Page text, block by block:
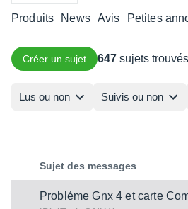
Produits News Avis Petites
Créer un sujet 647 sujets trouvés
Lus ou non Suivis ou non
Sujet des messages
Probléme Gnx 4 et carte